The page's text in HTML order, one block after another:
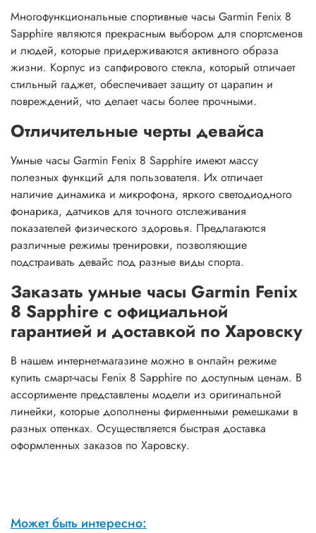
Многофункциональные спортивные часы Garmin Fenix 8
Sapphire являются прекрасным выбором для спортсменов
и людей, которые придерживаются активного образа
жизни. Корпус из сапфирового стекла, который отличает
стильный гаджет, обеспечивает защиту от царапин и
повреждений, что делает часы более прочными.
Отличительные черты девайса
Умные часы Garmin Fenix 8 Sapphire имеют массу
полезных функций для пользователя. Их отличает
наличие динамика и микрофона, яркого светодиодного
фонарика, датчиков для точного отслеживания
показателей физического здоровья. Предлагаются
различные режимы тренировки, позволяющие
подстраивать девайс под разные виды спорта.
Заказать умные часы Garmin Fenix
8 Sapphire с официальной
гарантией и доставкой по Харовску
В нашем интернет-магазине можно в онлайн режиме
купить смарт-часы Fenix 8 Sapphire по доступным ценам. В
ассортименте представлены модели из оригинальной
линейки, которые дополнены фирменными ремешками в
разных оттенках. Осуществляется быстрая доставка
оформленных заказов по Харовску.
Может быть интересно: